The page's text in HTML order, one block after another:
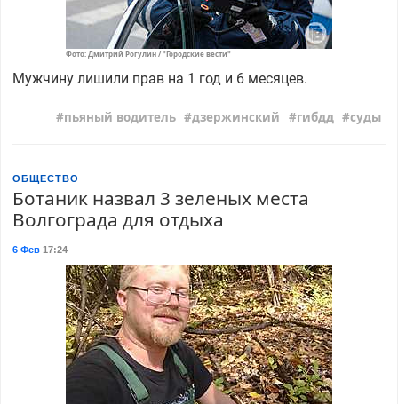
Фото: Дмитрий Рогулин / "Городские вести"
Мужчину лишили прав на 1 год и 6 месяцев.
пьяный водитель дзержинский гибдд суды
ОБЩЕСТВО
Ботаник назвал 3 зеленых места
Волгограда для отдыха
6 Фев17:24